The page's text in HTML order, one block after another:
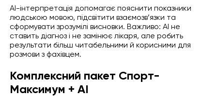
AI-інтерпретація допомагає пояснити показники
людською мовою, підсвітити взаємозв’язки та
сформувати зрозумілі висновки. Важливо: AI не
ставить діагноз і не замінює лікаря, але робить
результати більш читабельними й корисними для
розмови з фахівцем.
Комплексний пакет Спорт-
Максимум + AI